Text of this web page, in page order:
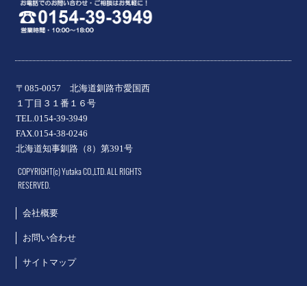
〒085-0057 北海道釧路市愛国西
１丁目３１番１６号
TEL.0154-39-3949
FAX.0154-38-0246
北海道知事釧路（8）第391号
COPYRIGHT(c) Yutaka CO.,LTD. ALL RIGHTS
RESERVED.
会社概要
お問い合わせ
サイトマップ